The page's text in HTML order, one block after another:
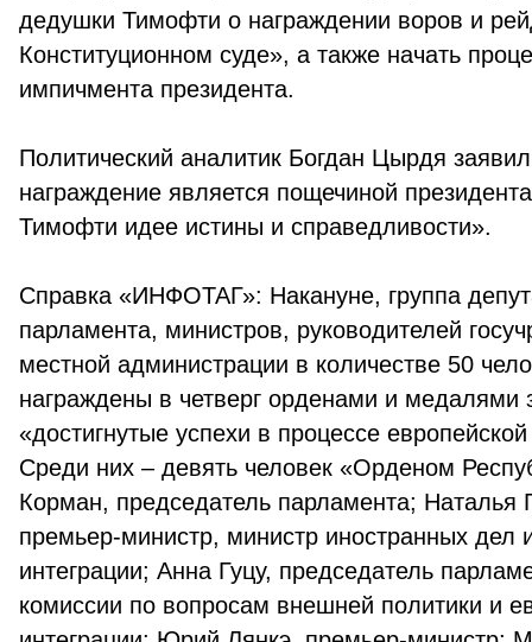
дедушки Тимофти о награждении воров и
Конституционном суде», а также начать
импичмента президента.
Политический аналитик Богдан Цырдя
награждение является пощечиной
Тимофти идее истины и справедливости».
Справка «ИНФОТАГ»: Накануне, группа
парламента, министров, руководителей
местной администрации в количестве 50
награждены в четверг орденами и медалями
«достигнутые успехи в процессе
Среди них – девять человек «Орденом
Корман, председатель парламента; Наталья
премьер-министр, министр иностранных дел
интеграции; Анна Гуцу, председатель
комиссии по вопросам внешней политики и